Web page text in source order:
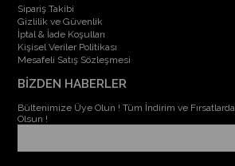
Sipariş Takibi
Gizlilik ve Güvenlik
İptal & İade Koşulları
Kişisel Veriler Politikası
Mesafeli Satış Sözleşmesi
BİZDEN HABERLER
Bültenimize Üye Olun ! Tüm İndirim ve
Olsun !